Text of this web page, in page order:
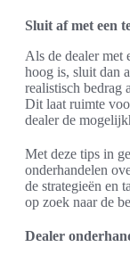
Sluit af met een
Als de dealer met
hoog is, sluit dan
realistisch bedrag
Dit laat ruimte
dealer de
Met deze tips in
onderhandelen
de strategieën en
op zoek naar de
Dealer